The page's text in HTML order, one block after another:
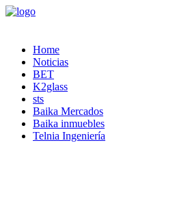
Home
Noticias
BET
K2glass
sts
Baika Mercados
Baika inmuebles
Telnia Ingeniería